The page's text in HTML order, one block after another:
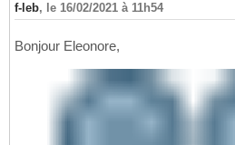
f-leb, le 16/02/2021 à 11h54
Bonjour Eleonore,